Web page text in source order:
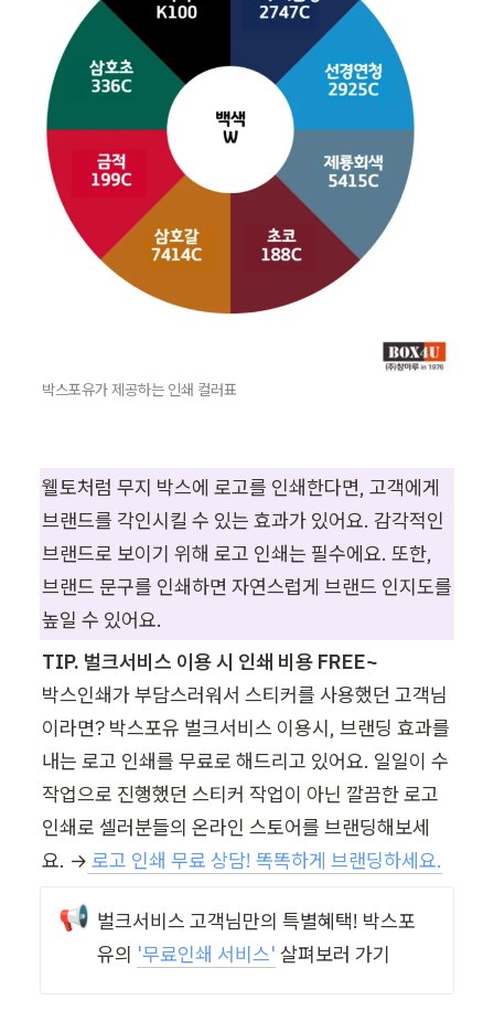
박스포유가 제공하는 인쇄 컬러표
웰토처럼 무지 박스에 로고를 인쇄한다면, 고객에게
브랜드를 각인시킬 수 있는 효과가 있어요. 감각적인
브랜드로 보이기 위해 로고 인쇄는 필수에요. 또한,
브랜드 문구를 인쇄하면 자연스럽게 브랜드 인지도를
높일 수 있어요.
TIP. 벌크서비스 이용 시 인쇄 비용 FREE~
박스인쇄가 부담스러워서 스티커를 사용했던 고객님
이라면? 박스포유 벌크서비스 이용시, 브랜딩 효과를
내는 로고 인쇄를 무료로 해드리고 있어요. 일일이 수
작업으로 진행했던 스티커 작업이 아닌 깔끔한 로고
인쇄로 셀러분들의 온라인 스토어를 브랜딩해보세
요. → 로고 인쇄 무료 상담! 똑똑하게 브랜딩하세요.
📢 벌크서비스 고객님만의 특별혜택! 박스포
유의 '무료인쇄 서비스' 살펴보러 가기